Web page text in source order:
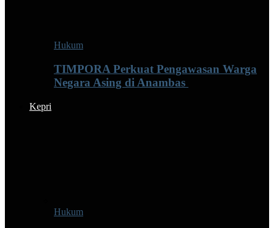
Hukum
TIMPORA Perkuat Pengawasan Warga
Negara Asing di Anambas ‎
Kepri
Hukum